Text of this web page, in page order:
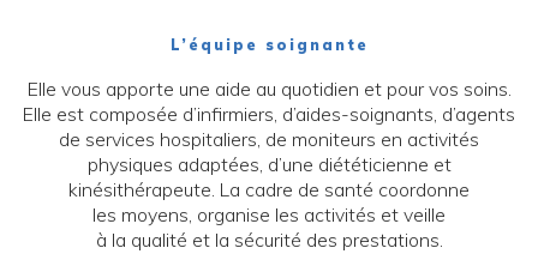
L’équipe soignante
Elle vous apporte une aide au quotidien et pour vos soins.
Elle est composée d’infirmiers, d’aides-soignants, d’agents
de services hospitaliers, de moniteurs en activités
physiques adaptées, d’une diététicienne et
kinésithérapeute. La cadre de santé coordonne
les moyens, organise les activités et veille
à la qualité et la sécurité des prestations.